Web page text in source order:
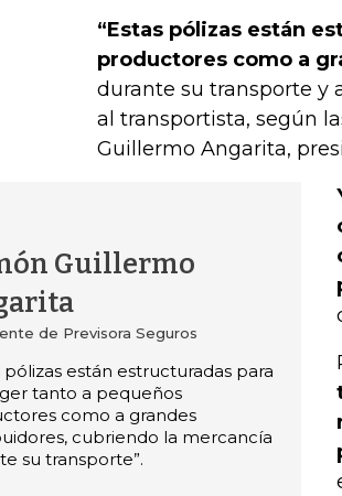
“Estas pólizas están
productores como a
durante su transporte y
al transportista, según
Guillermo Angarita,
Guillermo
de Previsora Seguros
pólizas están estructuradas para
tanto a pequeños
como a grandes
cubriendo la mercancía
su transporte”.